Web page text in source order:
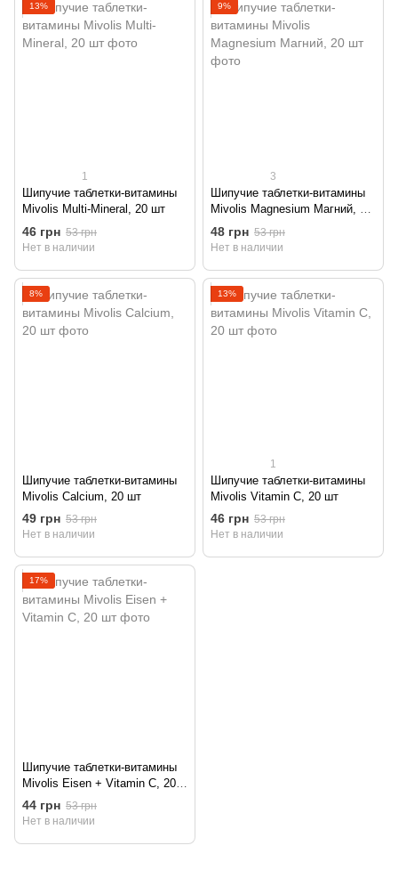
13%
1
Шипучие таблетки-витамины
Mivolis Multi-Mineral, 20 шт
46 грн 53 грн
Нет в наличии
9%
3
Шипучие таблетки-витамины
Mivolis Magnesium Магний, 20
шт
48 грн 53 грн
Нет в наличии
8%
Шипучие таблетки-витамины
Mivolis Calcium, 20 шт
49 грн 53 грн
Нет в наличии
13%
1
Шипучие таблетки-витамины
Mivolis Vitamin C, 20 шт
46 грн 53 грн
Нет в наличии
17%
Шипучие таблетки-витамины
Mivolis Eisen + Vitamin C, 20
шт
44 грн 53 грн
Нет в наличии